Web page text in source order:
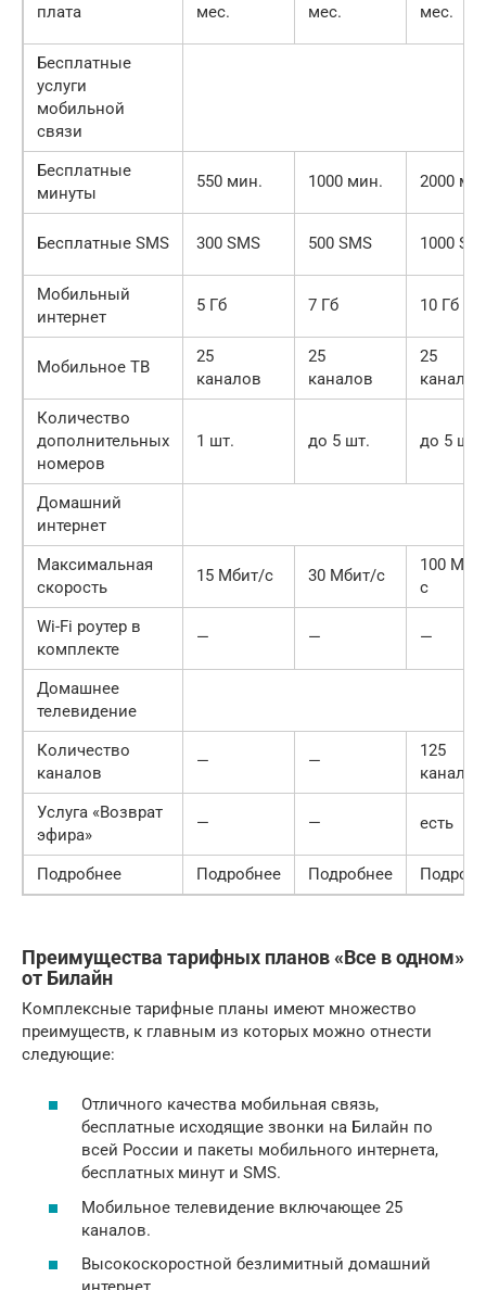
плата
мес.
мес.
мес.
Бесплатные
услуги
мобильной
связи
Бесплатные
минуты
550 мин. 1000 мин. 2000
Бесплатные SMS 300 SMS 500 SMS 1000
Мобильный
интернет
5 Гб 7 Гб 10 Гб
Мобильное ТВ
25
каналов
25
каналов
25
каналов
Количество
дополнительных
номеров
1 шт. до 5 шт. до 5 шт.
Домашний
интернет
Максимальная
скорость
15 Мбит/с 30 Мбит/с
100
с
Wi-Fi роутер в
комплекте
— — —
Домашнее
телевидение
Количество
каналов
— —
125
каналов
Услуга «Возврат
эфира»
— — есть
Подробнее Подробнее Подробнее
Преимущества тарифных планов «Все в одном»
от Билайн
Комплексные тарифные планы имеют множество
преимуществ, к главным из которых можно отнести
следующие:
Отличного качества мобильная связь,
бесплатные исходящие звонки на Билайн по
всей России и пакеты мобильного интернета,
бесплатных минут и SMS.
Мобильное телевидение включающее 25
каналов.
Высокоскоростной безлимитный домашний